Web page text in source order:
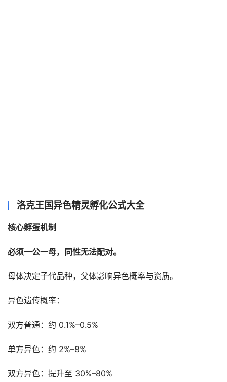
洛克王国异色精灵孵化公式大全
必须一公一母‌，同性无法配对。
母体决定子代品种‌，父体影响异色概率与资质。
异色遗传概率‌：